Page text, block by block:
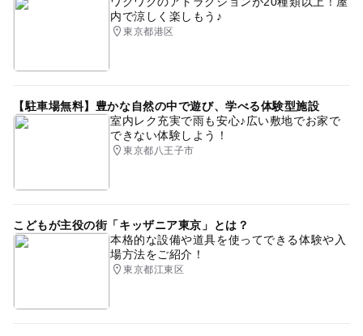
内で涼しく楽しもう♪
東京都港区
【駐車場無料】豊かな自然の中で遊び、学べる体験型施設
室内レク充実で雨も安心♪広い敷地でお家で
できない体験しよう！
東京都八王子市
こどもが主役の街「キッザニア東京」とは？
本格的な設備や道具を使ってできる体験や入
場方法をご紹介！
東京都江東区